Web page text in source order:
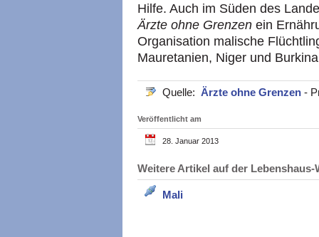
Hilfe. Auch im Süden des
Ärzte ohne Grenzen ein
Organisation malische
Mauretanien, Niger und
Quelle: Ärzte ohne Grenzen -
Veröffentlicht am
28. Januar 2013
Weitere Artikel auf der
Mali